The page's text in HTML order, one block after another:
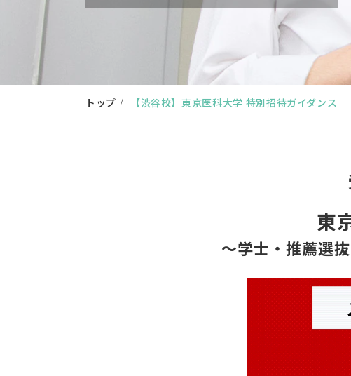
トップ 【渋谷校】東京医科大学 特別招待ガイダンス
東
〜学士・推薦選